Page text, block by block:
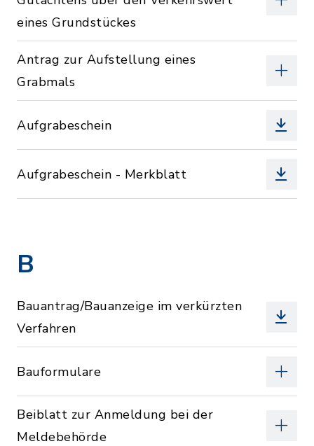
eines Grundstückes
Antrag zur Aufstellung eines
Grabmals
Aufgrabeschein
Aufgrabeschein - Merkblatt
B
Bauantrag/Bauanzeige im verkürzten
Verfahren
Bauformulare
Beiblatt zur Anmeldung bei der
Meldebehörde